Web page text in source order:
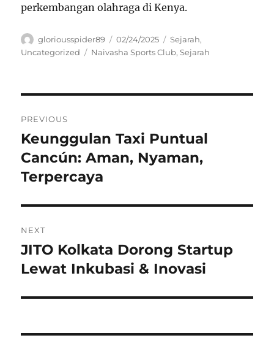
perkembangan olahraga di Kenya.
Author
gloriousspider89
Posted
on
02/24/2025 Categories
Sejarah,
Uncategorized
Tags
Naivasha Sports Club,Sejarah
pos
PREVIOUS
Previous
post:
Keunggulan Taxi Puntual
Cancún: Aman, Nyaman,
Terpercaya
NEXT
Next
post:
JITO Kolkata Dorong Startup
Lewat Inkubasi & Inovasi